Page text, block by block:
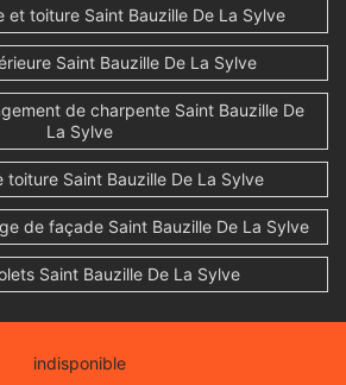
et toiture Saint Bauzille De La Sylve
Saint Bauzille De La Sylve
de charpente Saint Bauzille De
La Sylve
Saint Bauzille De La Sylve
de façade Saint Bauzille De La Sylve
Saint Bauzille De La Sylve
indisponible